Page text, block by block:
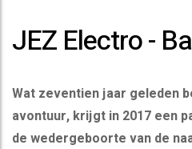
JEZ Electro -
Wat zeventien jaar geleden
avontuur, krijgt in 2017 een
de wedergeboorte van de